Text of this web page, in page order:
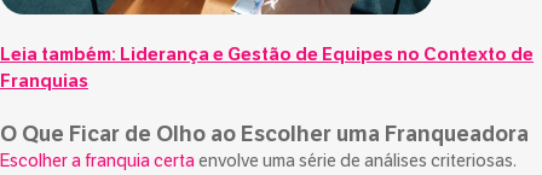
Leia também: Liderança e Gestão de Equipes no Contexto de
Franquias
O Que Ficar de Olho ao Escolher uma Franqueadora
Escolher a franquia certa envolve uma série de análises criteriosas.